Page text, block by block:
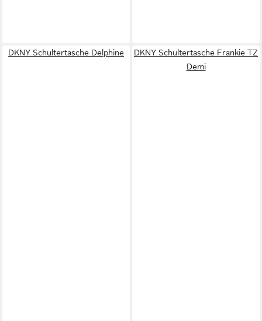
DKNY Schultertasche Delphine
DKNY Schultertasche Frankie TZ
Demi